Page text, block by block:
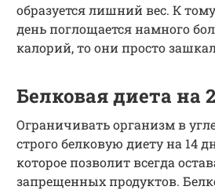
образуется лишний вес. К
день поглощается намного
калорий, то они просто
Белковая диета на
Ограничивать организм в
строго белковую диету на 14
которое позволит всегда
запрещенных продуктов.